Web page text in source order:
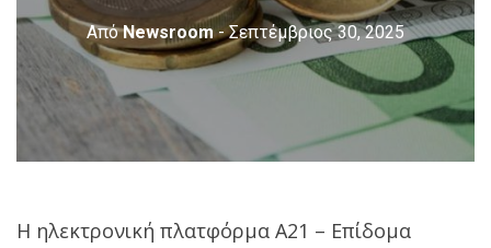
ΑπόNewsroom - Σεπτέμβριος 30, 2025
Η ηλεκτρονική πλατφόρμα Α21 – Επίδομα